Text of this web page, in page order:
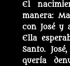
El
manera:
con José y
Ella
Santo.
quería